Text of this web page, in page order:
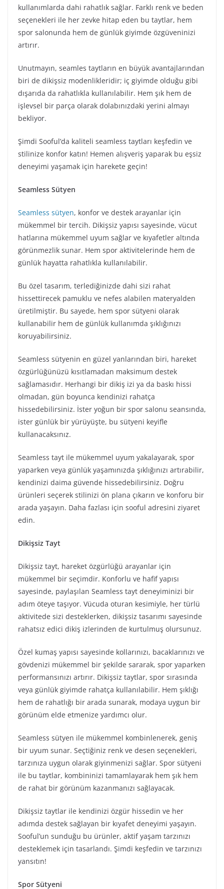
kullanımlarda dahi rahatlık sağlar. Farklı renk ve beden
seçenekleri ile her zevke hitap eden bu taytlar, hem
spor salonunda hem de günlük giyimde özgüveninizi
artırır.
Unutmayın, seamles taytların en büyük avantajlarından
biri de dikişsiz modenlikleridir; iç giyimde olduğu gibi
dışarıda da rahatlıkla kullanılabilir. Hem şık hem de
işlevsel bir parça olarak dolabınızdaki yerini almayı
bekliyor.
Şimdi Sooful’da kaliteli seamless taytları keşfedin ve
stilinize konfor katın! Hemen alışveriş yaparak bu eşsiz
deneyimi yaşamak için harekete geçin!
Seamless Sütyen
Seamless sütyen, konfor ve destek arayanlar için
mükemmel bir tercih. Dikişsiz yapısı sayesinde, vücut
hatlarına mükemmel uyum sağlar ve kıyafetler altında
görünmezlik sunar. Hem spor aktivitelerinde hem de
günlük hayatta rahatlıkla kullanılabilir.
Bu özel tasarım, terlediğinizde dahi sizi rahat
hissettirecek pamuklu ve nefes alabilen materyalden
üretilmiştir. Bu sayede, hem spor sütyeni olarak
kullanabilir hem de günlük kullanımda şıklığınızı
koruyabilirsiniz.
Seamless sütyenin en güzel yanlarından biri, hareket
özgürlüğünüzü kısıtlamadan maksimum destek
sağlamasıdır. Herhangi bir dikiş izi ya da baskı hissi
olmadan, gün boyunca kendinizi rahatça
hissedebilirsiniz. İster yoğun bir spor salonu seansında,
ister günlük bir yürüyüşte, bu sütyeni keyifle
kullanacaksınız.
Seamless tayt ile mükemmel uyum yakalayarak, spor
yaparken veya günlük yaşamınızda şıklığınızı artırabilir,
kendinizi daima güvende hissedebilirsiniz. Doğru
ürünleri seçerek stilinizi ön plana çıkarın ve konforu bir
arada yaşayın. Daha fazlası için sooful adresini ziyaret
edin.
Dikişsiz Tayt
Dikişsiz tayt, hareket özgürlüğü arayanlar için
mükemmel bir seçimdir. Konforlu ve hafif yapısı
sayesinde, paylaşılan Seamless tayt deneyiminizi bir
adım öteye taşıyor. Vücuda oturan kesimiyle, her türlü
aktivitede sizi desteklerken, dikişsiz tasarımı sayesinde
rahatsız edici dikiş izlerinden de kurtulmuş olursunuz.
Özel kumaş yapısı sayesinde kollarınızı, bacaklarınızı ve
gövdenizi mükemmel bir şekilde sararak, spor yaparken
performansınızı artırır. Dikişsiz taytlar, spor sırasında
veya günlük giyimde rahatça kullanılabilir. Hem şıklığı
hem de rahatlığı bir arada sunarak, modaya uygun bir
görünüm elde etmenize yardımcı olur.
Seamless sütyen ile mükemmel kombinlenerek, geniş
bir uyum sunar. Seçtiğiniz renk ve desen seçenekleri,
tarzınıza uygun olarak giyinmenizi sağlar. Spor sütyeni
ile bu taytlar, kombininizi tamamlayarak hem şık hem
de rahat bir görünüm kazanmanızı sağlayacak.
Dikişsiz taytlar ile kendinizi özgür hissedin ve her
adımda destek sağlayan bir kıyafet deneyimi yaşayın.
Sooful’un sunduğu bu ürünler, aktif yaşam tarzınızı
desteklemek için tasarlandı. Şimdi keşfedin ve tarzınızı
yansıtın!
Spor Sütyeni